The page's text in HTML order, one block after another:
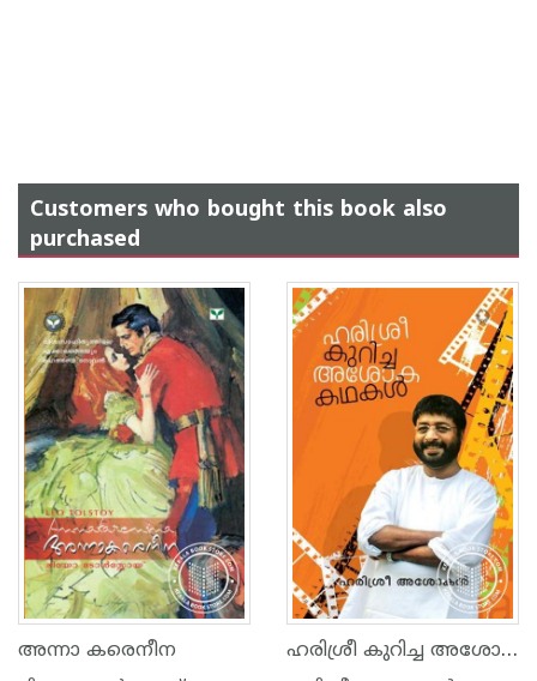
Customers who bought this book also
purchased
അന്നാ കരെനീന ഹരിശ്രീ കുറിച്ച അശോക കഥകള്‍